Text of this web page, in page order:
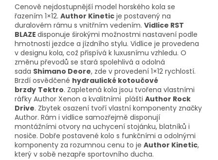
Cenově nejdostupnější model horského kola se
řazením 1×12. Author Kinetic je postavený na
duralovém rámu s vnitřním vedením. Vidlice RST
BLAZE disponuje širokými možnostmi nastavení podle
hmotnosti jezdce a jízdního stylu. Vidlice je provedena
v designu kola, což přispívá k luxusnímu vzhledu. O
změnu převodů se stará spolehlivá a odolná
sada Shimano Deore, zde v provedení 1×12 rychlostí.
Brzdí osvědčené hydraulické kotoučové
brzdy Tektro. Zapletená kola jsou tvořena vlastními
ráfky Author Xenon a kvalitními plášti Author Rock
Drive. Zbytek osazení tvoří vlastní komponenty značky
Author. Rám i vidlice samozřejmě disponují
montážními otvory na uchycení stojánku, blatníků i
nosiče. Dobře postavené kolo s funkčními a odolnými
komponenty za rozumnou cenu to je Author Kinetic,
který v sobě nezapře sportovního ducha.